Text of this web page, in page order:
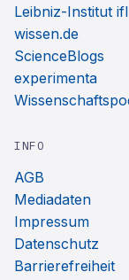
Leibniz-Institut ifl
wissen.de
ScienceBlogs
experimenta
INFO
AGB
Mediadaten
Impressum
Datenschutz
Barrierefreiheit